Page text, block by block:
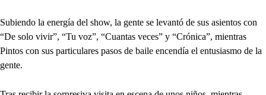
Subiendo la energía del show, la gente se levantó de sus asientos con
“De solo vivir”, “Tu voz”, “Cuantas veces” y “Crónica”, mientras
Pintos con sus particulares pasos de baile encendía el entusiasmo de la
gente.